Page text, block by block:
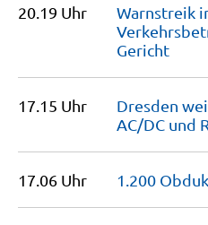
20.19 Uhr
Warnstreik
Gericht
17.15 Uhr
Dresden
AC/DC und
17.06 Uhr 1.200